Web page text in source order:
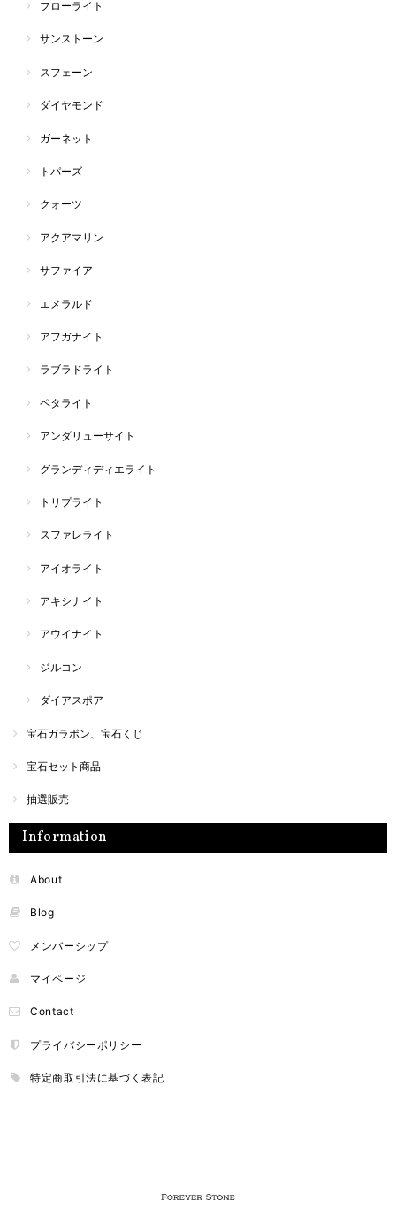
フローライト
サンストーン
スフェーン
ダイヤモンド
ガーネット
トパーズ
クォーツ
アクアマリン
サファイア
エメラルド
アフガナイト
ラブラドライト
ペタライト
アンダリューサイト
グランディディエライト
トリプライト
スファレライト
アイオライト
アキシナイト
アウイナイト
ジルコン
ダイアスポア
宝石ガラポン、宝石くじ
宝石セット商品
抽選販売
Information
About
Blog
メンバーシップ
マイページ
Contact
プライバシーポリシー
特定商取引法に基づく表記